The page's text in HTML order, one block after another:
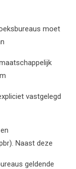
moet
vastgelegd
Naast deze
geldende